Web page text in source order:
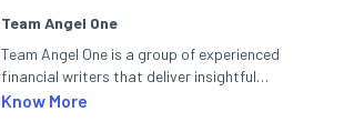
Team Angel One
Team Angel One is a group of experienced
financial writers that deliver insightful
articles on the stock market, IPO, economy,
Know More